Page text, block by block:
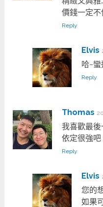
價錢一定不
Reply
Elvis
哈~
Reply
Thomas
我喜歡最
依定很強吧
Reply
Elvis
您的
如果